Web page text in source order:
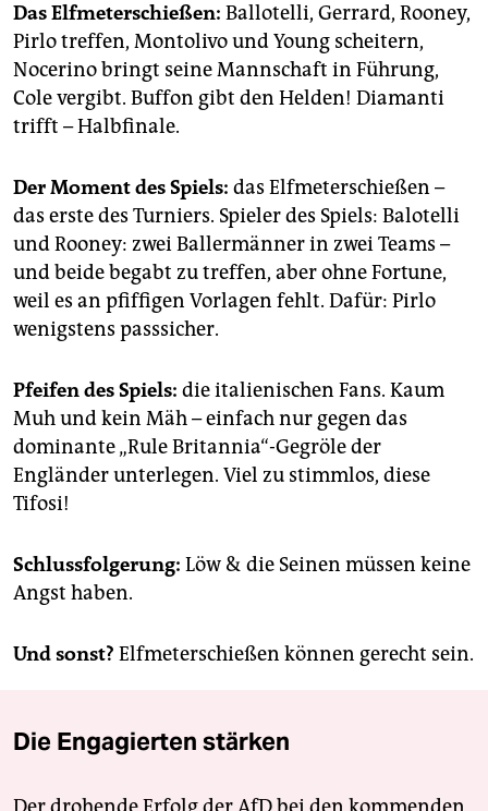
Das Elfmeterschießen: Ballotelli, Gerrard, Rooney,
Pirlo treffen, Montolivo und Young scheitern,
Nocerino bringt seine Mannschaft in Führung,
Cole vergibt. Buffon gibt den Helden! Diamanti
trifft – Halbfinale.
Der Moment des Spiels: das Elfmeterschießen –
das erste des Turniers. Spieler des Spiels: Balotelli
und Rooney: zwei Ballermänner in zwei Teams –
und beide begabt zu treffen, aber ohne Fortune,
weil es an pfiffigen Vorlagen fehlt. Dafür: Pirlo
wenigstens passsicher.
Pfeifen des Spiels: die italienischen Fans. Kaum
Muh und kein Mäh – einfach nur gegen das
dominante „Rule Britannia“-Gegröle der
Engländer unterlegen. Viel zu stimmlos, diese
Tifosi!
Schlussfolgerung: Löw & die Seinen müssen keine
Angst haben.
Und sonst? Elfmeterschießen können gerecht sein.
Die Engagierten stärken